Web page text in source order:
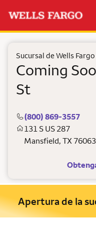
Sucursal de Wells Fargo
Coming
St
(800) 869-3557
131 S US 287
Mansfield, TX 76063
Apertura de la